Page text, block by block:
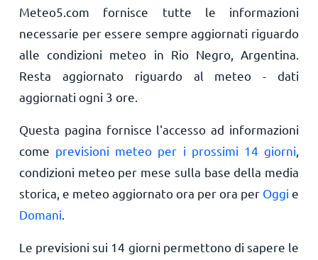
Meteo5.com fornisce tutte le informazioni
necessarie per essere sempre aggiornati riguardo
alle condizioni meteo in Rio Negro, Argentina.
Resta aggiornato riguardo al meteo - dati
aggiornati ogni 3 ore.
Questa pagina fornisce l'accesso ad informazioni
come previsioni meteo per i prossimi 14 giorni
condizioni meteo per mese sulla base della media
storica, e meteo aggiornato ora per ora per Oggi e
Domani
Le previsioni sui 14 giorni permettono di sapere le